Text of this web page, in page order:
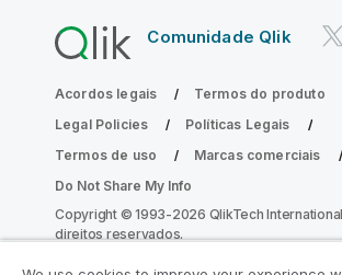
Comunidade Qlik
Acordos legais
Termos do produto
Legal Policies
Políticas Legais
Termos de uso
Marcas comerciais
Do Not Share My Info
Copyright © 1993-2026 QlikTech
direitos reservados.